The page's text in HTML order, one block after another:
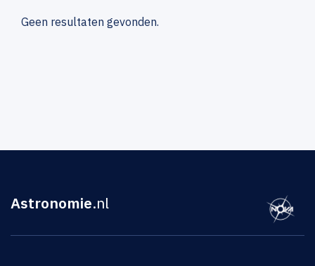
Geen resultaten gevonden.
Astronomie.nl